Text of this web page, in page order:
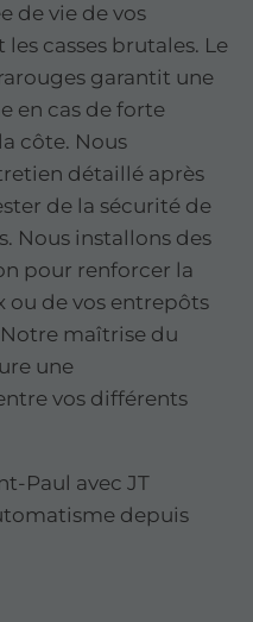
de vie de vos
casses brutales. Le
garantit une
en cas de forte
côte. Nous
détaillé après
de la sécurité de
Nous installons des
pour renforcer la
ou de vos entrepôts
maîtrise du
une
vos différents
Paul avec JT
depuis